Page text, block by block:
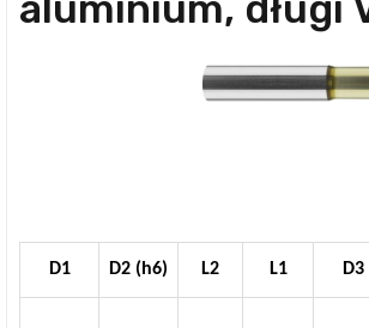
D1 D2 (h6) L2 L1 D3